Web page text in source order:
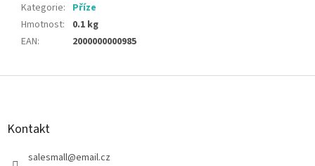
Kategorie: Příze
Hmotnost:
0.1 kg
EAN: 2000000000985
Z
Kontakt
salesmall@email.cz